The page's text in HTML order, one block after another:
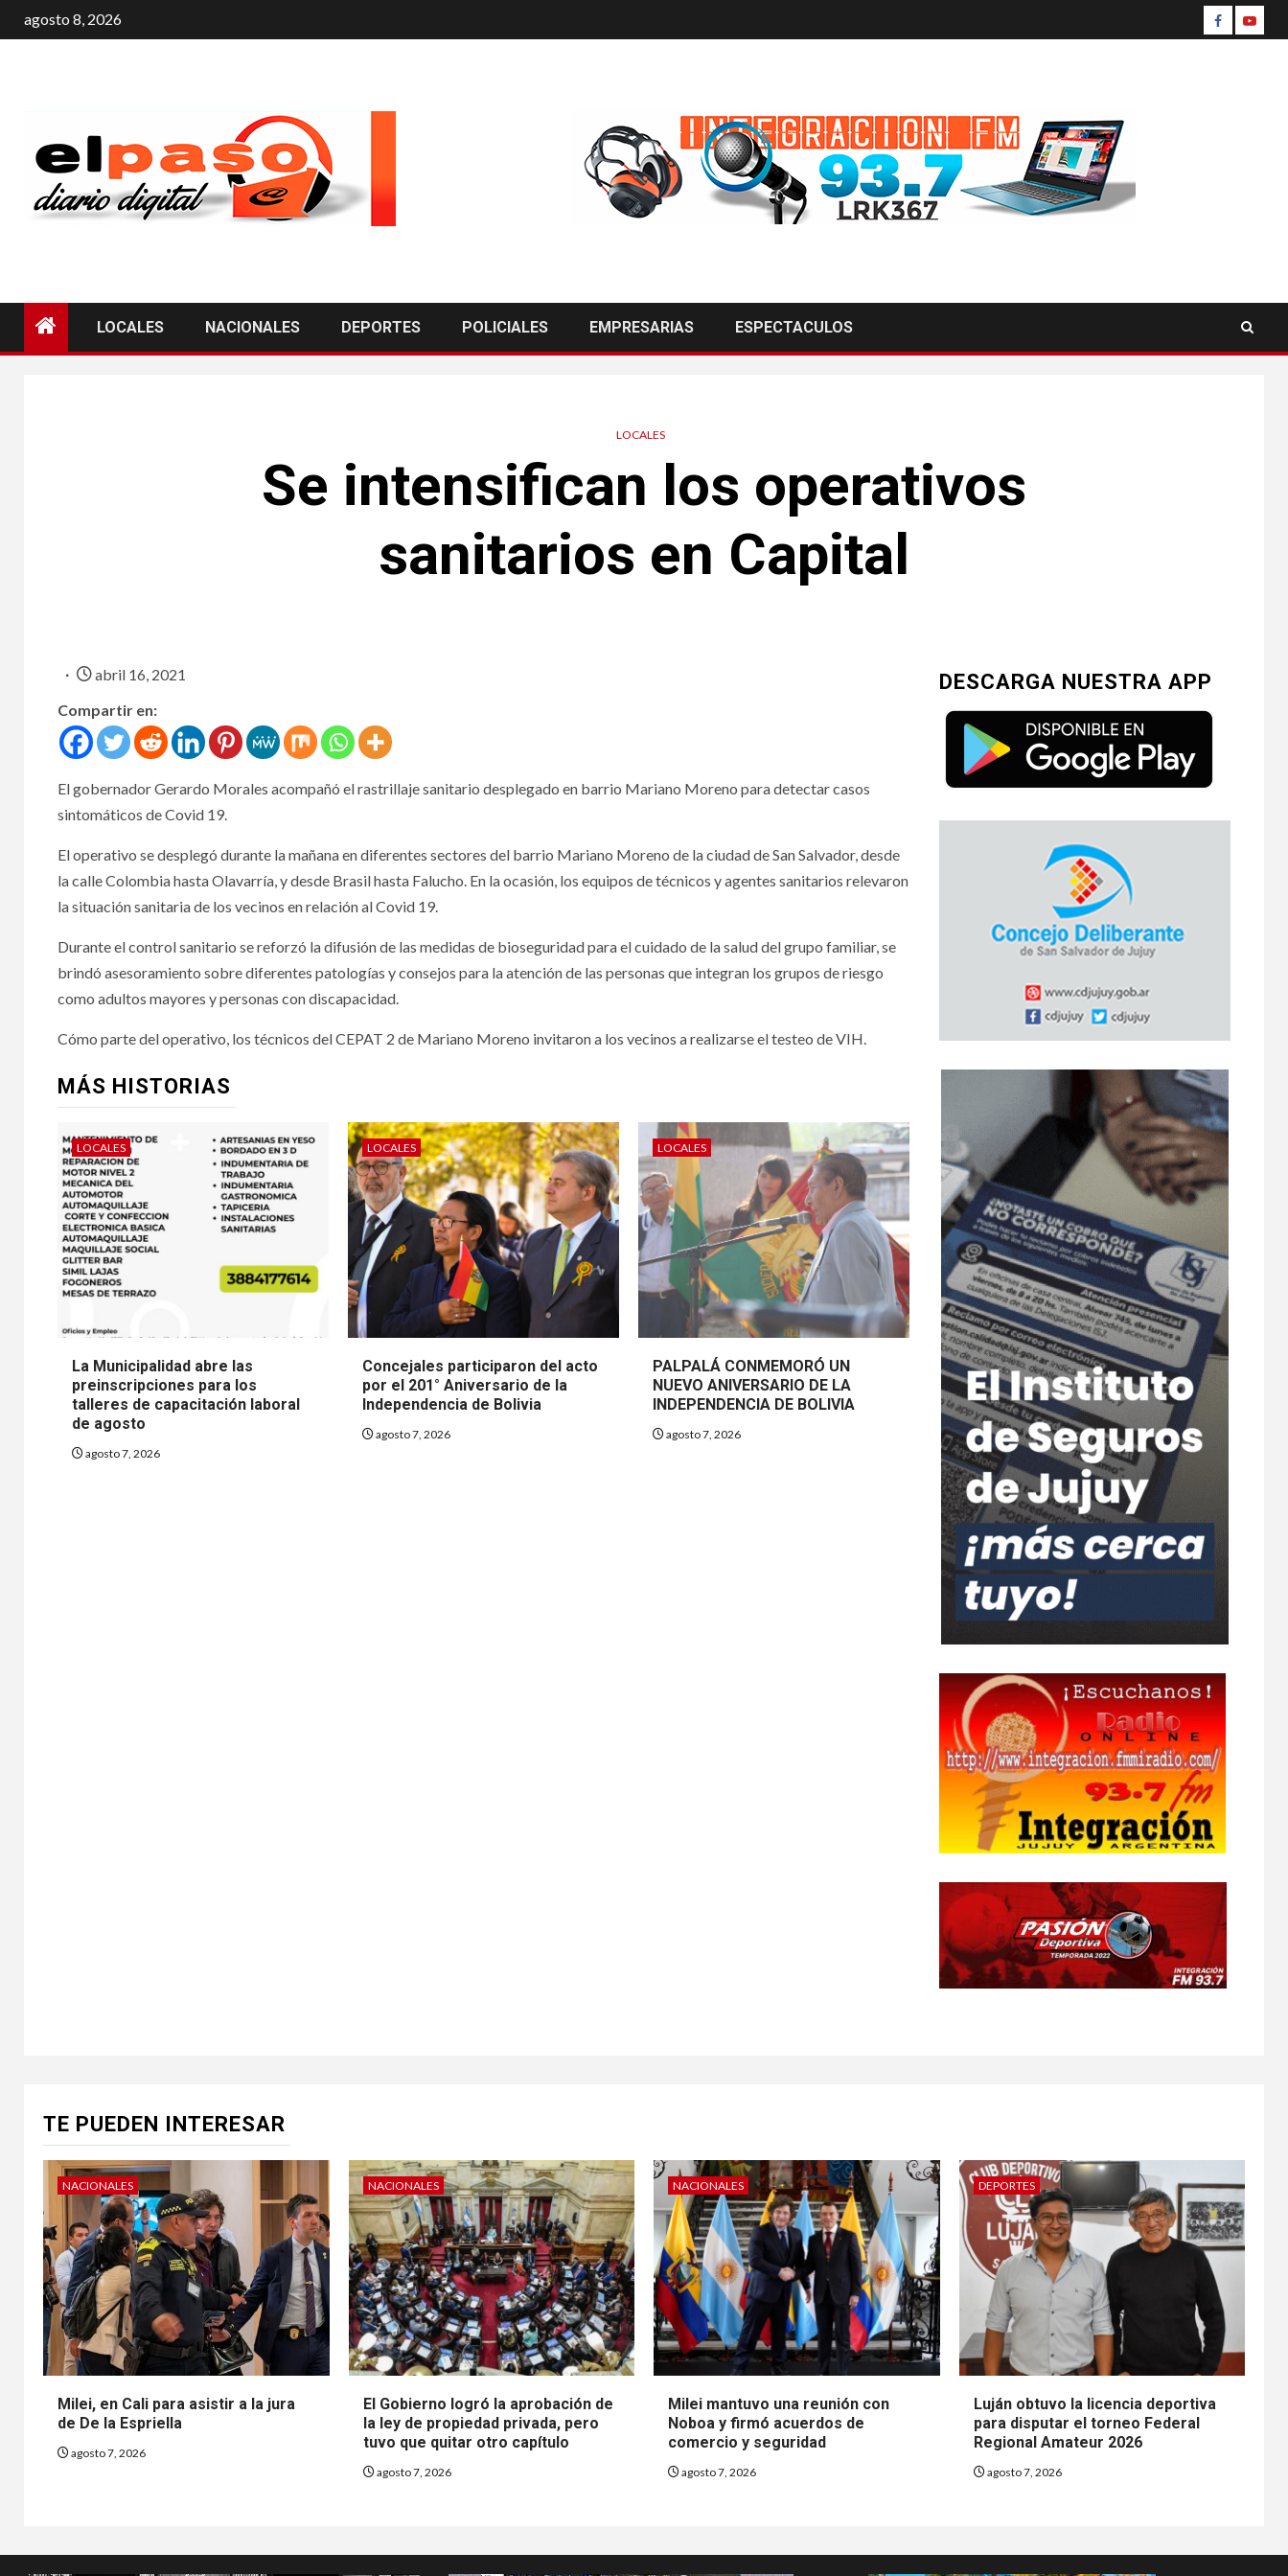
agosto 8, 2026
LOCALES NACIONALES DEPORTES POLICIALES EMPRESARIAS ESPECTACULOS
LOCALES
Se intensifican los operativos
sanitarios en Capital
abril 16, 2021
Compartir en:
El gobernador Gerardo Morales acompañó el rastrillaje sanitario desplegado en barrio Mariano Moreno para detectar casos
sintomáticos de Covid 19.
El operativo se desplegó durante la mañana en diferentes sectores del barrio Mariano Moreno de la ciudad de San Salvador, desde
la calle Colombia hasta Olavarría, y desde Brasil hasta Falucho. En la ocasión, los equipos de técnicos y agentes sanitarios relevaron
la situación sanitaria de los vecinos en relación al Covid 19.
Durante el control sanitario se reforzó la difusión de las medidas de bioseguridad para el cuidado de la salud del grupo familiar, se
brindó asesoramiento sobre diferentes patologías y consejos para la atención de las personas que integran los grupos de riesgo
como adultos mayores y personas con discapacidad.
Cómo parte del operativo, los técnicos del CEPAT 2 de Mariano Moreno invitaron a los vecinos a realizarse el testeo de VIH.
MÁS HISTORIAS
LOCALES
La Municipalidad abre las
preinscripciones para los
talleres de capacitación laboral
de agosto
agosto 7, 2026
LOCALES
Concejales participaron del acto
por el 201° Aniversario de la
Independencia de Bolivia
agosto 7, 2026
LOCALES
PALPALÁ CONMEMORÓ UN
NUEVO ANIVERSARIO DE LA
INDEPENDENCIA DE BOLIVIA
agosto 7, 2026
DESCARGA NUESTRA APP
TE PUEDEN INTERESAR
NACIONALES
Milei, en Cali para asistir a la jura
de De la Espriella
agosto 7, 2026
NACIONALES
El Gobierno logró la aprobación de
la ley de propiedad privada, pero
tuvo que quitar otro capítulo
agosto 7, 2026
NACIONALES
Milei mantuvo una reunión con
Noboa y firmó acuerdos de
comercio y seguridad
agosto 7, 2026
DEPORTES
Luján obtuvo la licencia deportiva
para disputar el torneo Federal
Regional Amateur 2026
agosto 7, 2026